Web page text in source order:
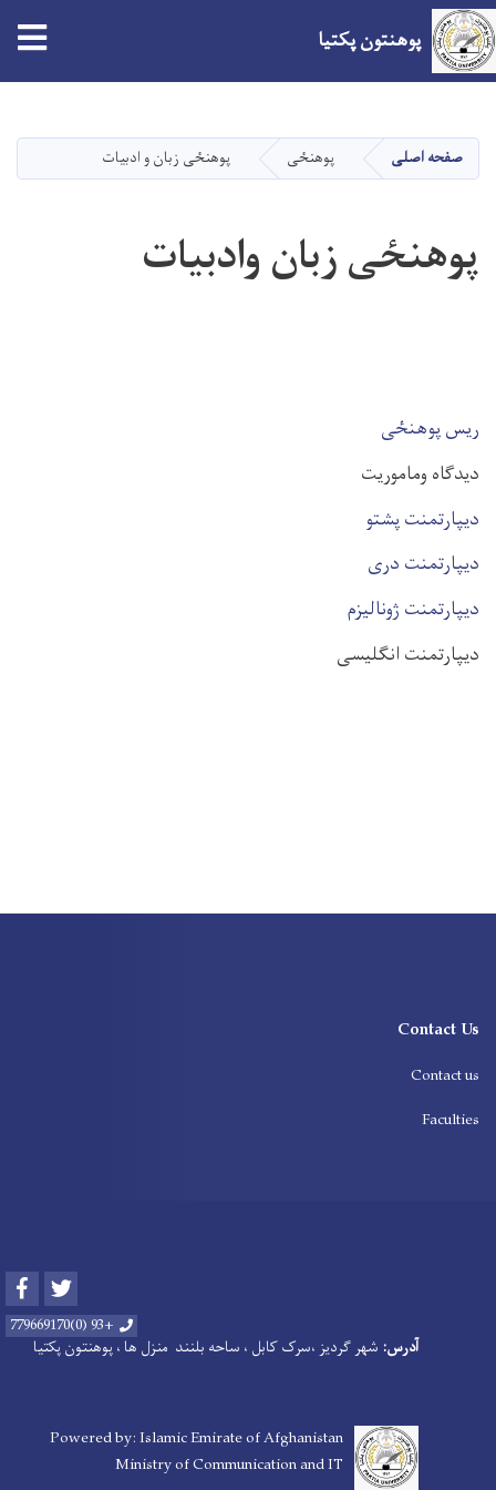
main
content
پوهنتون پکتیا
صفحه اصلی پوهنځی پوهنځی زبان و ادبیات
پوهنځی زبان وادبیات
ریس پوهنځی
دیدګاه وماموریت
دیپارتمنت پشتو
دیپارتمنت دری
دیپارتمنت ژونالیزم
دیپارتمنت انګلیسی
Contact Us
Contact us
Faculties
Facebook
+93 (0)779669170
آدرس: شهر گردیز ،سرک کابل ، ساحه بلنند منزل ها ، پوهنتون پکتیا
Powered by: Islamic Emirate of Afghanistan
Ministry of Communication and IT